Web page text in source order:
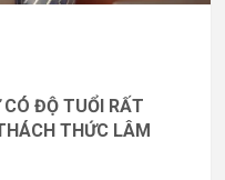
CÓ ĐỘ TUỔI RẤT
THỨC LÂM